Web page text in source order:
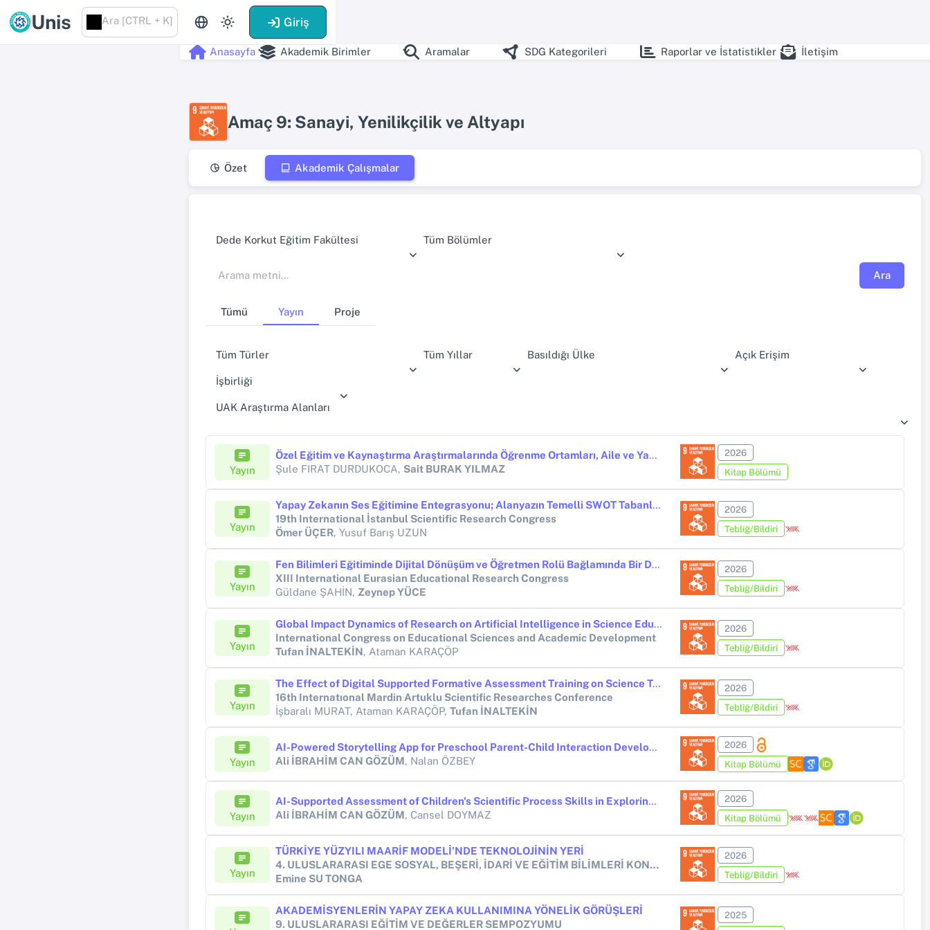
Unis Ara [CTRL + K] Giriş
Anasayfa Akademik Birimler Aramalar SDG Kategorileri Raporlar ve İstatistikler İletişim
Amaç 9: Sanayi, Yenilikçilik ve Altyapı
Özet Akademik Çalışmalar
Dede Korkut Eğitim Fakültesi Tüm Bölümler
Ara
Tümü Yayın Proje
Tüm Türler Tüm Yıllar Basıldığı Ülke Açık Erişim
İşbirliği
UAK Araştırma Alanları
Yayın
Özel Eğitim ve Kaynaştırma Araştırmalarında Öğrenme Ortamları, Aile ve Yapay Zeka
Şule FIRAT DURDUKOCA, Sait BURAK YILMAZ
2026
Kitap Bölümü
Yayın
Yapay Zekanın Ses Eğitimine Entegrasyonu; Alanyazın Temelli SWOT Tabanlı Bir Analiz
19th International İstanbul Scientific Research Congress
Ömer ÜÇER, Yusuf Barış UZUN
2026
Tebliğ/Bildiri
Yayın
Fen Bilimleri Eğitiminde Dijital Dönüşüm ve Öğretmen Rolü Bağlamında Bir Derleme
XIII International Eurasian Educational Research Congress
Güldane ŞAHİN, Zeynep YÜCE
2026
Tebliğ/Bildiri
Yayın
Global Impact Dynamics of Research on Artificial Intelligence in Science Education: A Bibliometric Analysis
International Congress on Educational Sciences and Academic Development
Tufan İNALTEKİN, Ataman KARAÇÖP
2026
Tebliğ/Bildiri
Yayın
The Effect of Digital Supported Formative Assessment Training on Science Teachers’ Assessment Literacy and Assessment Practices
16th Internatıonal Mardin Artuklu Scientific Researches Conference
İşbaralı MURAT, Ataman KARAÇÖP, Tufan İNALTEKİN
2026
Tebliğ/Bildiri
Yayın
AI-Powered Storytelling App for Preschool Parent-Child Interaction Development Process and Parent-Child Perspectives
Ali İBRAHİM CAN GÖZÜM, Nalan ÖZBEY
2026
Kitap Bölümü
Yayın
AI-Supported Assessment of Children's Scientific Process Skills in Exploring Liquid Buoyancy
Ali İBRAHİM CAN GÖZÜM, Cansel DOYMAZ
2026
Kitap Bölümü
Yayın
TÜRKİYE YÜZYILI MAARİF MODELİ’NDE TEKNOLOJİNİN YERİ
4. ULUSLARARASI EGE SOSYAL, BEŞERİ, İDARİ VE EĞİTİM BİLİMLERİ KONGRESİ
Emine SU TONGA
2026
Tebliğ/Bildiri
AKADEMİSYENLERİN YAPAY ZEKA KULLANIMINA YÖNELİK GÖRÜŞLERİ
9. ULUSLARARASI EĞİTİM VE DEĞERLER SEMPOZYUMU
2025